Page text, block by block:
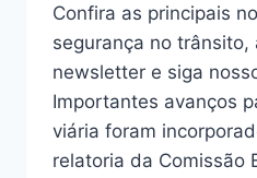
Confira as principais
segurança no trânsito,
newsletter e siga
Importantes avanços
viária foram
relatoria da Comissão